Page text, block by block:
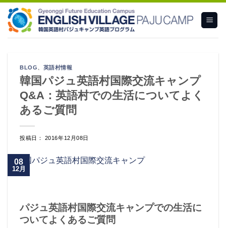
content
BLOG、 英語村情報
韓国パジュ英語村国際交流キャンプ
Q&A：英語村での生活についてよく
あるご質問
投稿日： 2016年12月08日
08
12月
パジュ英語村国際交流キャンプでの生活に
ついてよくあるご質問